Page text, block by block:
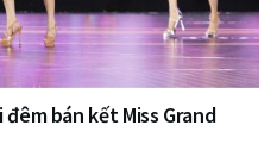
bán kết Miss Grand